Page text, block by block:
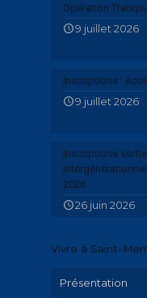
Opération
9 juillet 2026
Inscriptions :
9 juillet 2026
Inscriptions sortie
2026
26 juin 2026
Vivre à Saint-
Présentation